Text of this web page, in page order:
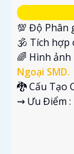
💯 Độ Phân
🕉️ Tích hợp
🌈 Hình ảnh
Ngoại SMD.
🐉️ Cấu Tạo
️⇝ Ưu Điểm :